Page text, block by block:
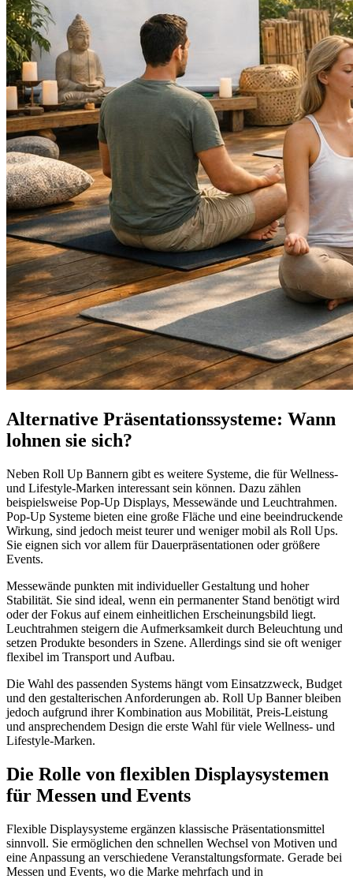
Alternative Präsentationssysteme: Wann
lohnen sie sich?
Neben Roll Up Bannern gibt es weitere Systeme, die für Wellness-
und Lifestyle-Marken interessant sein können. Dazu zählen
beispielsweise Pop-Up Displays, Messewände und Leuchtrahmen.
Pop-Up Systeme bieten eine große Fläche und eine beeindruckende
Wirkung, sind jedoch meist teurer und weniger mobil als Roll Ups.
Sie eignen sich vor allem für Dauerpräsentationen oder größere
Events.
Messewände punkten mit individueller Gestaltung und hoher
Stabilität. Sie sind ideal, wenn ein permanenter Stand benötigt wird
oder der Fokus auf einem einheitlichen Erscheinungsbild liegt.
Leuchtrahmen steigern die Aufmerksamkeit durch Beleuchtung und
setzen Produkte besonders in Szene. Allerdings sind sie oft weniger
flexibel im Transport und Aufbau.
Die Wahl des passenden Systems hängt vom Einsatzzweck, Budget
und den gestalterischen Anforderungen ab. Roll Up Banner bleiben
jedoch aufgrund ihrer Kombination aus Mobilität, Preis-Leistung
und ansprechendem Design die erste Wahl für viele Wellness- und
Lifestyle-Marken.
Die Rolle von flexiblen Displaysystemen
für Messen und Events
Flexible Displaysysteme ergänzen klassische Präsentationsmittel
sinnvoll. Sie ermöglichen den schnellen Wechsel von Motiven und
eine Anpassung an verschiedene Veranstaltungsformate. Gerade bei
Messen und Events, wo die Marke mehrfach und in